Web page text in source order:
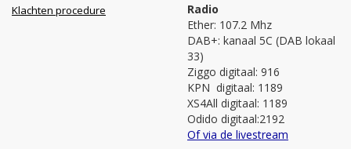
Klachten procedure
Radio
Ether: 107.2 Mhz
DAB+: kanaal 5C (DAB lokaal
33)
Ziggo digitaal: 916
KPN digitaal: 1189
XS4All digitaal: 1189
Odido digitaal:2192
Of via de livestream